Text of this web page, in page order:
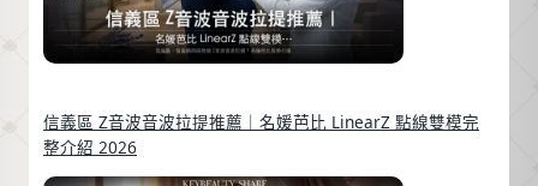
信義區 Z音波音波拉提推薦｜名媛芭比 LinearZ 點線雙模完
整介紹 2026